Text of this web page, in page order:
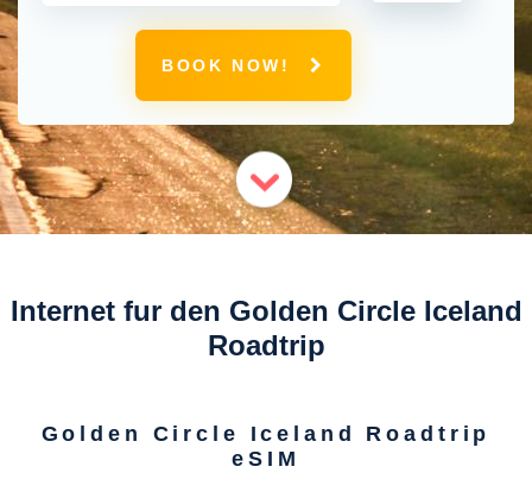
BOOK NOW!
Internet fur den Golden Circle Iceland
Roadtrip
Golden Circle Iceland Roadtrip
eSIM